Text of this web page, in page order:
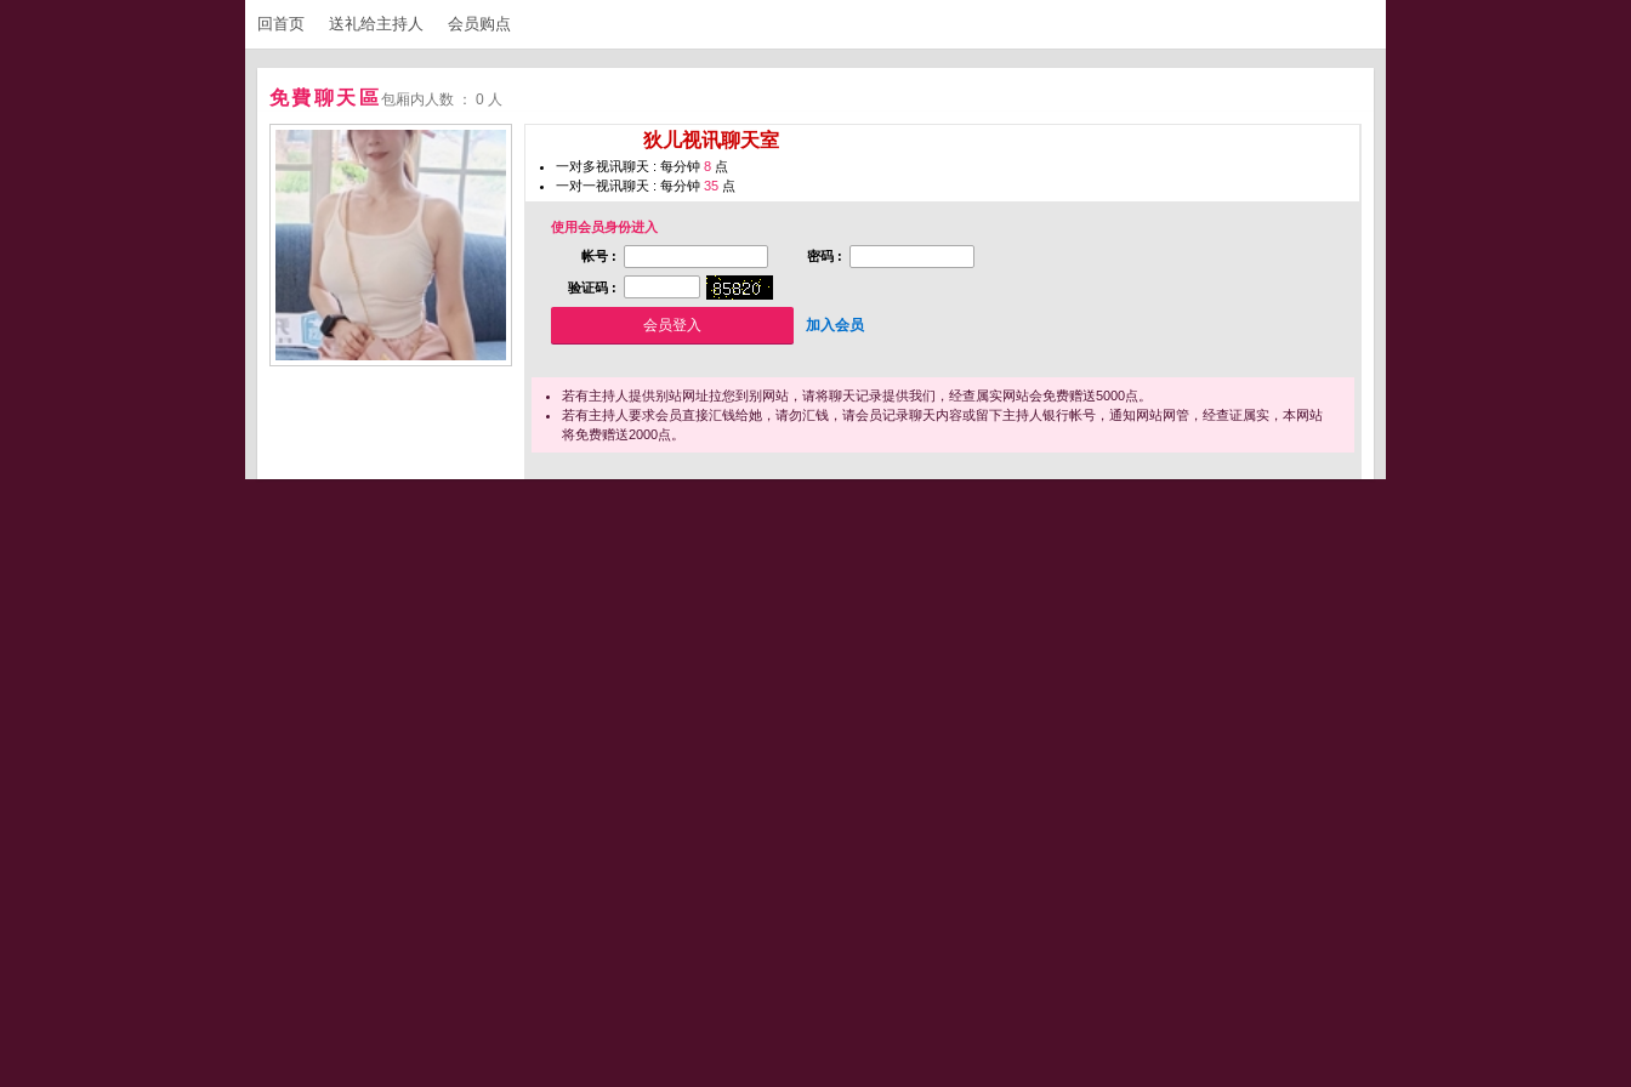
回首页 送礼给主持人 会员购点
免費聊天區包厢内人数 ： 0 人
狄儿视讯聊天室
一对多视讯聊天 : 每分钟 8 点
一对一视讯聊天 : 每分钟 35 点
使用会员身份进入
帐号 :
密码 :
验证码 :
加入会员
若有主持人提供别站网址拉您到别网站，请将聊天记录提供我们，经查属实网站会免费赠送5000点。
若有主持人要求会员直接汇钱给她，请勿汇钱，请会员记录聊天内容或留下主持人银行帐号，通知网站网管，经查证属实，本网站
将免费赠送2000点。